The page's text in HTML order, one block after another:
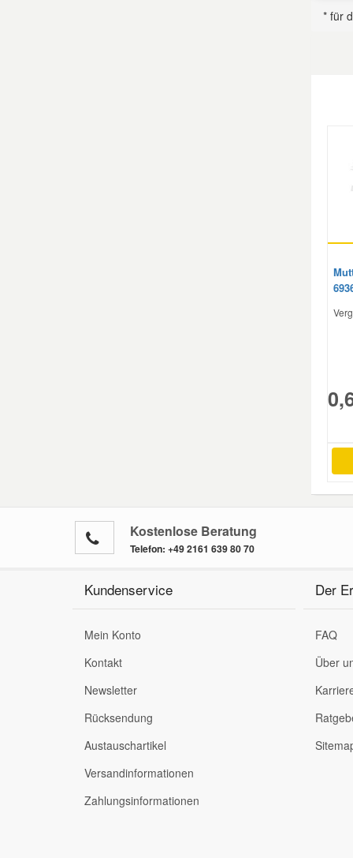
* für
Kostenlose Beratung
Telefon: +49 2161 639 80 70
Kundenservice
Mein Konto
Kontakt
Newsletter
Rücksendung
Austauschartikel
Versandinformationen
Zahlungsinformationen
Der
FAQ
Über